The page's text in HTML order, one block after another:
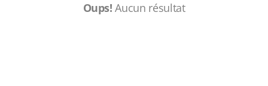
Oups! Aucun résultat